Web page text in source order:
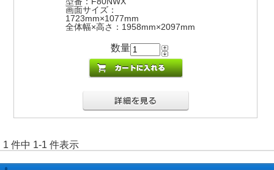
画面サイズ：
1723mm×1077mm
全体幅×高さ：1958mm×2097mm
数量
1 件中 1-1 件表示